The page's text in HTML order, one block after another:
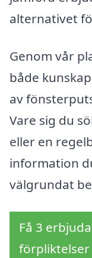
alternativet
Genom vår
både
av
Vare sig du
eller en
information
välgrundat
Få 3
förpliktelser